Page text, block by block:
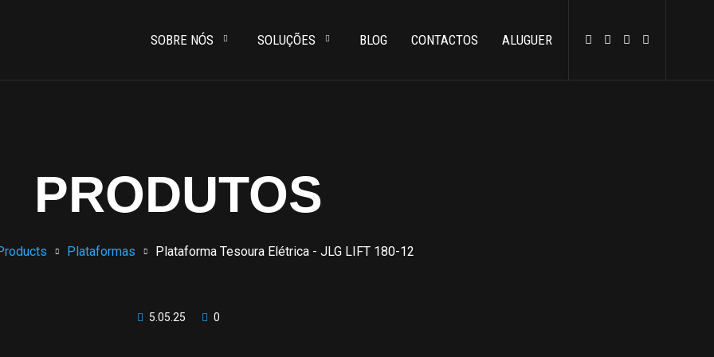
SOBRE NÓS SOLUÇÕES BLOG CONTACTOS ALUGUER
PRODUTOS
Plataformas Plataforma Tesoura Elétrica - JLG LIFT 180-12
5.05.25 0